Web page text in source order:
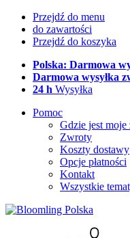
Przejdź do menu
do zawartości
Przejdź do koszyka
Polska: Darmowa
Darmowa wysyłka
24 h Wysyłka
Pomoc
Gdzie jest moje
Zwroty
Koszty dostawy
Opcje płatności
Kontakt
Wszystkie